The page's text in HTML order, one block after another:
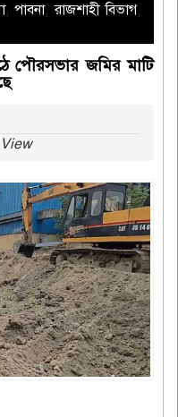
,পাবনা,রাজশাহী বিভাগ,
পৌরসভার জমির মাটি